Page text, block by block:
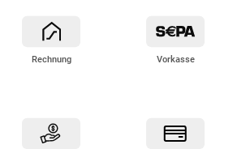
Rechnung Vorkasse